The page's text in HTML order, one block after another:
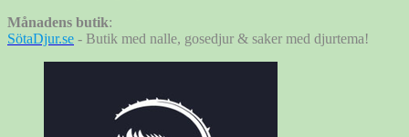
Månadens butik:
SötaDjur.se - Butik med nalle, gosedjur & saker med djurtema!